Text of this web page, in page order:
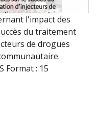
l'impact des
du traitement
de drogues
Format : 15